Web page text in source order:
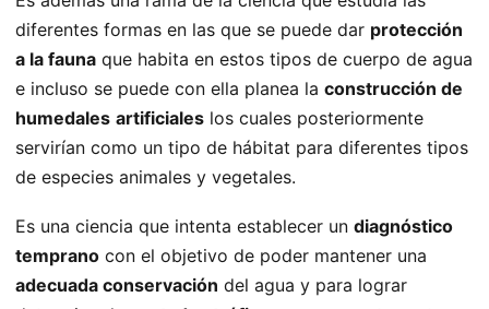
diferentes formas en las que se puede dar protección
a la fauna que habita en estos tipos de cuerpo de agua
e incluso se puede con ella planea la construcción de
humedales artificiales los cuales posteriormente
servirían como un tipo de hábitat para diferentes tipos
de especies animales y vegetales.
Es una ciencia que intenta establecer un diagnóstico
temprano con el objetivo de poder mantener una
adecuada conservación del agua y para lograr